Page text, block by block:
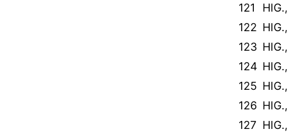
121
122
123
124
125
126
127